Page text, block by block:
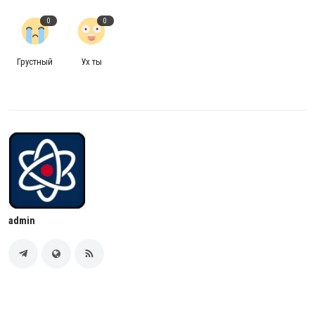
0
Грустный
0
Ух ты
admin